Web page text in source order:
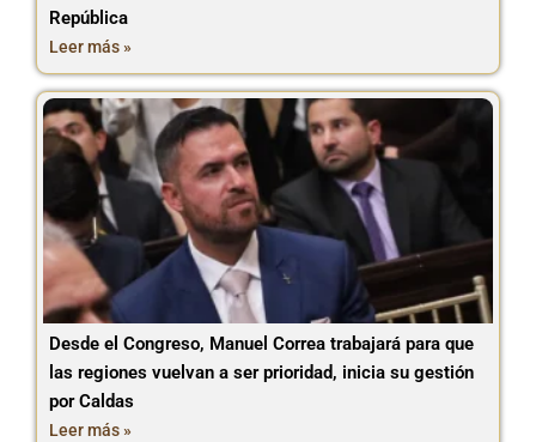
República
Leer más »
Desde el Congreso, Manuel Correa trabajará para que
las regiones vuelvan a ser prioridad, inicia su gestión
por Caldas
Leer más »